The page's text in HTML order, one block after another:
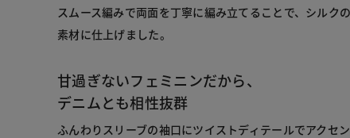
スムース編みで両面を丁寧に編み立てることで、シルク
素材に仕上げました。
甘過ぎないフェミニンだから、
デニムとも相性抜群
ふんわりスリーブの袖口にツイストディテールでアクセ